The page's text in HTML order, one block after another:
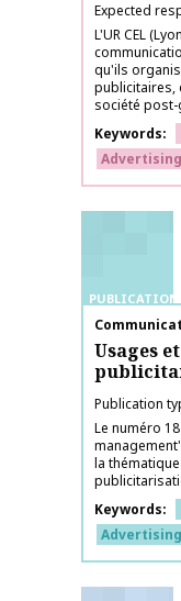
Expected
L'UR CEL
qu'ils
publicitaires,
société post-
Keywords
Advertising
PUBLICATIONS
Publication
Usages
Publication
Le numéro
la
Keywords
Advertising